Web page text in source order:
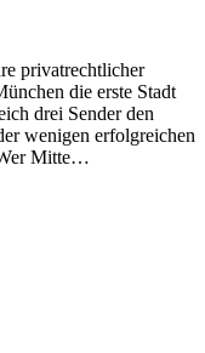
privatrechtlicher
die erste Stadt
drei Sender den
wenigen erfolgreichen
Mitte…